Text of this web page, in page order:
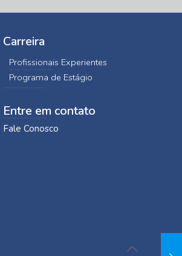
Carreira
Profissionais Experientes
Programa de Estágio
Entre em contato
Fale Conosco